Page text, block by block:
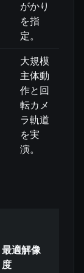
がかり
を指
定。
大規模
主体動
作と回
転カメ
ラ軌道
を実
演。
最適解像
度